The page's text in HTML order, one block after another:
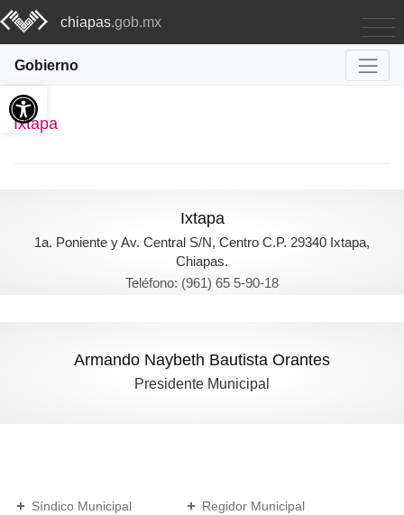
chiapas.gob.mx
Gobierno
Abrir barra de herramientas
Ixtapa
Ixtapa
1a. Poniente y Av. Central S/N, Centro C.P. 29340 Ixtapa,
Chiapas.
Teléfono: (961) 65 5-90-18
Armando Naybeth Bautista Orantes
Presidente Municipal
Síndico Municipal
Regidor Municipal